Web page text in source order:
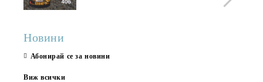
Новини
Абонирай се за новини
Виж всички